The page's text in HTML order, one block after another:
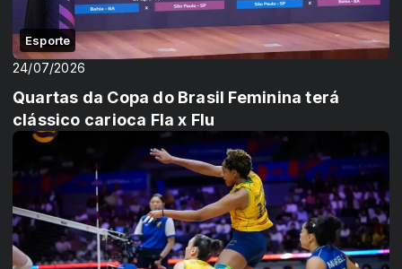
Esporte
24/07/2026
Quartas da Copa do Brasil Feminina terá
clássico carioca Fla x Flu